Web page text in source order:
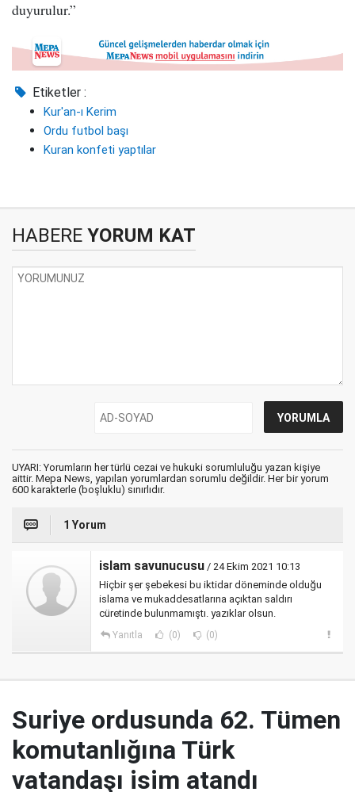
duyurulur.”
Etiketler :
Kur'an-ı Kerim
Ordu futbol başı
Kuran konfeti yaptılar
HABERE YORUM KAT
UYARI: Yorumların her türlü cezai ve hukuki sorumluluğu yazan kişiye
aittir. Mepa News, yapılan yorumlardan sorumlu değildir. Her bir yorum
600 karakterle (boşluklu) sınırlıdır.
1 Yorum
islam savunucusu / 24 Ekim 2021 10:13
Hiçbir şer şebekesi bu iktidar döneminde olduğu
islama ve mukaddesatlarına açıktan saldırı
cüretinde bulunmamıştı. yazıklar olsun.
Yanıtla (0) (0)
Suriye ordusunda 62. Tümen
komutanlığına Türk
vatandaşı isim atandı